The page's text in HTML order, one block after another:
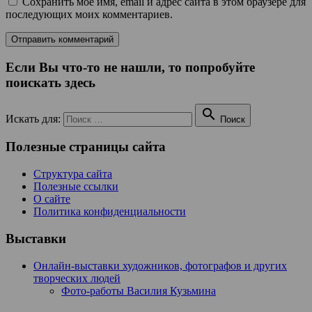
последующих моих комментариев.
Если Вы что-то не нашли, то попробуйте
поискать здесь
Искать для:  Поиск
Полезные страницы сайта
Структура сайта
Полезные ссылки
О сайте
Политика конфиденциальности
Выставки
Онлайн-выставки художников, фотографов и других
творческих людей
Фото-работы Василия Кузьмина